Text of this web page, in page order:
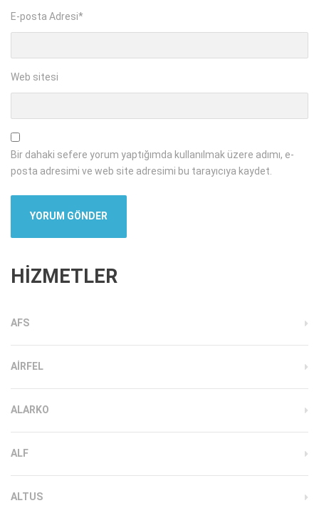
E-posta Adresi*
Web sitesi
Bir dahaki sefere yorum yaptığımda kullanılmak üzere adımı, e-
posta adresimi ve web site adresimi bu tarayıcıya kaydet.
HİZMETLER
AFS
AIRFEL
ALARKO
ALF
ALTUS